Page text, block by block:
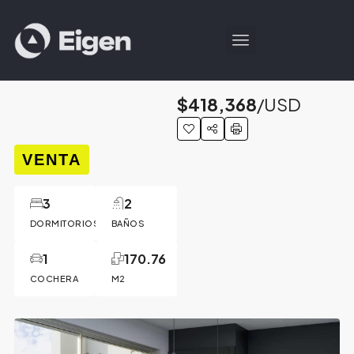
VENTA
DORMITORIOS
3
BAÑOS
2
COCHERA
1
M2
170.76
$418,368/USD